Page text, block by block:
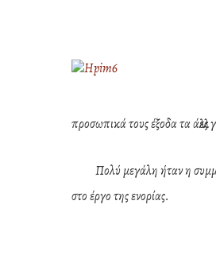
Hit enter to search or
προσωπικά τους έξοδα τα
Πολύ μεγάλη ήταν η
στο έργο της ενορίας.